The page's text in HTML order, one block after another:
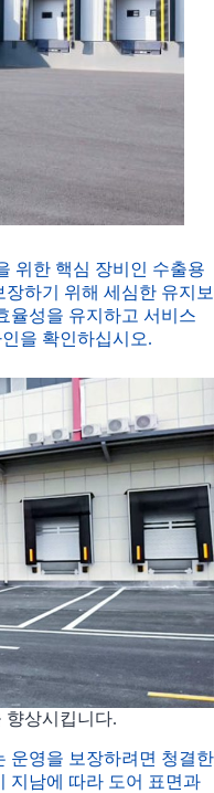
위한 핵심 장비인 수출용
하기 위해 세심한 유지보
율성을 유지하고 서비스
을 확인하십시오.
향상시킵니다.
운영을 보장하려면 청결한
지남에 따라 도어 표면과